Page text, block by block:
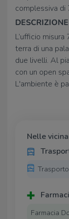
complessiva di
L’ufficio
terra di una
due livelli. Al
con un open
L'ambiente è
dell’impianto
è inoltre cablato.
UBICAZIONE
Il complesso
SP472, la
Nelle
Farmacia